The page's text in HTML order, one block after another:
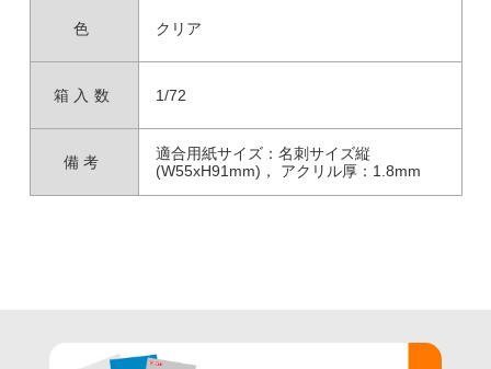
色 クリア
箱入数 1/72
備考
適合用紙サイズ：名刺サイズ縦
(W55xH91mm)， アクリル厚：1.8mm